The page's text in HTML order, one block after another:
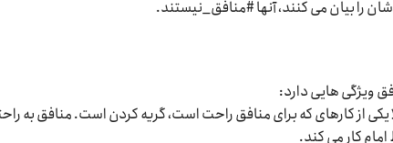
را بیان می کنند، آنها #منافق_نیستند.
ویژگی هایی دارد:
یکی از کارهای که برای منافق راحت است، گریه کردن است. منافق به
کار می کند.